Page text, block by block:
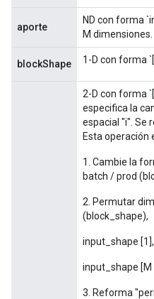
aporte
ND con forma
M dimensiones.
blockShape 1-D con forma
2-D con forma
especifica la
espacial "i". Se
Esta operación
1. Cambie la
batch / prod
2. Permutar
(block_shape),
input_shape
input_shape [M
3. Reforma